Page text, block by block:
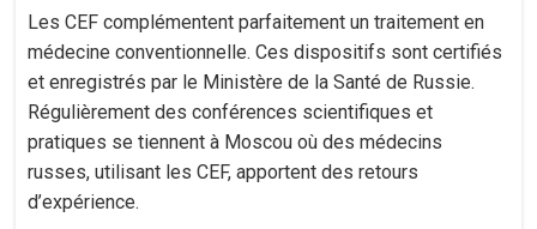
Les CEF complémentent parfaitement un traitement en
médecine conventionnelle. Ces dispositifs sont certifiés
et enregistrés par le Ministère de la Santé de Russie.
Régulièrement des conférences scientifiques et
pratiques se tiennent à Moscou où des médecins
russes, utilisant les CEF, apportent des retours
d’expérience.